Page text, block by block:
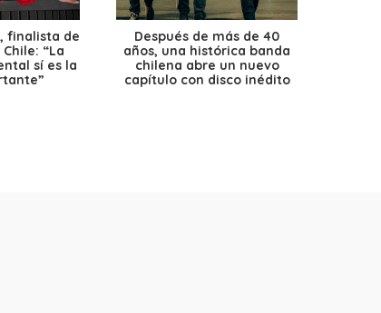
finalista de
“La
sí es la
Después de más de 40
años, una histórica banda
chilena abre un nuevo
capítulo con disco inédito